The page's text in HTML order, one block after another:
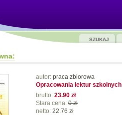
SZUKAJ
autor: praca zbiorowa
Opracowania lektur
brutto: 23.90 zł
Stara cena: 0 zł
netto: 22.76 zł